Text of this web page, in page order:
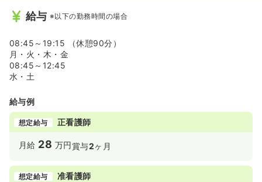
給与 ※以下の勤務時間の場合
08:45～19:15 （休憩90分）
月・火・木・金
08:45～12:45
水・土
給与例
想定給与 正看護師
月給 28 万円賞与2ヶ月
想定給与 准看護師